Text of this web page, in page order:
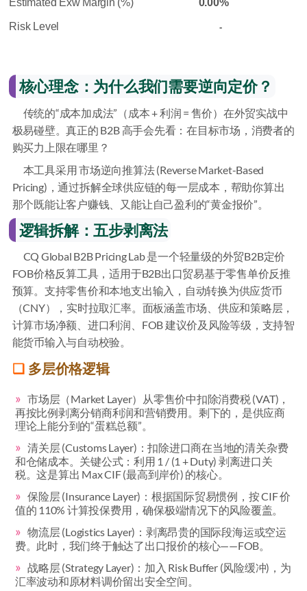
Estimated Exw Margin (%) 0.00%
Risk Level -
核心理念：为什么我们需要逆向定价？
传统的“成本加成法”（成本 + 利润 = 售价）在外贸实战中
极易碰壁。真正的 B2B 高手会先看：在目标市场，消费者的
购买力上限在哪里？
本工具采用 市场逆向推算法 (Reverse Market-Based
Pricing)，通过拆解全球供应链的每一层成本，帮助你算出
那个既能让客户赚钱、又能让自己盈利的“黄金报价”。
逻辑拆解：五步剥离法
CQ Global B2B Pricing Lab 是一个轻量级的外贸B2B定价
FOB价格反算工具，适用于B2B出口贸易基于零售单价反推
预算。支持零售价和本地支出输入，自动转换为供应货币
（CNY），实时拉取汇率。面板涵盖市场、供应和策略层，
计算市场净额、进口利润、FOB 建议价及风险等级，支持智
能货币输入与自动校验。
多层价格逻辑
市场层（Market Layer）从零售价中扣除消费税 (VAT)，
再按比例剥离分销商利润和营销费用。剩下的，是供应商
理论上能分到的“蛋糕总额”。
清关层 (Customs Layer)：扣除进口商在当地的清关杂费
和仓储成本。关键公式：利用 1 / (1 + Duty) 剥离进口关
税。这是算出 Max CIF (最高到岸价) 的核心。
保险层 (Insurance Layer)：根据国际贸易惯例，按 CIF 价
值的 110% 计算投保费用，确保极端情况下的风险覆盖。
物流层 (Logistics Layer)：剥离昂贵的国际段海运或空运
费。此时，我们终于触达了出口报价的核心——FOB。
战略层 (Strategy Layer)：加入 Risk Buffer (风险缓冲)，为
汇率波动和原材料调价留出安全空间。